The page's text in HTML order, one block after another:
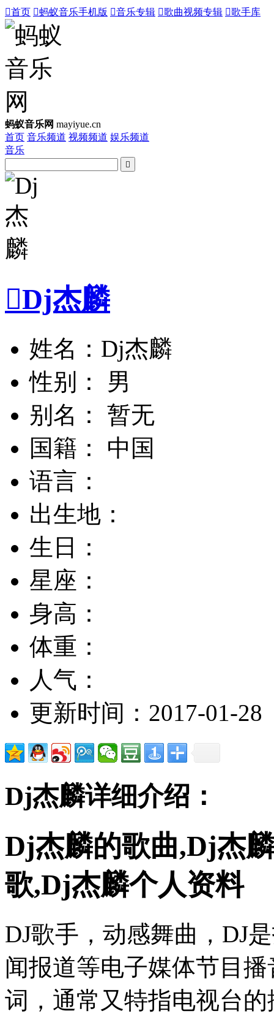
首页 蚂蚁音乐手机版 音乐专辑 歌曲视频专辑 歌手库
蚂蚁音乐网 mayiyue.cn
首页 音乐频道 视频频道 娱乐频道
音乐

Dj杰麟
姓名：Dj杰麟
性别： 男
别名： 暂无
国籍： 中国
语言：
出生地：
生日：
星座：
身高：
体重：
人气：
更新时间：2017-01-28
Dj杰麟详细介绍：
Dj杰麟的歌曲,Dj杰
歌,Dj杰麟个人资料
DJ歌手，动感舞曲，DJ
闻报道等电子媒体节目
词，通常又特指电视台